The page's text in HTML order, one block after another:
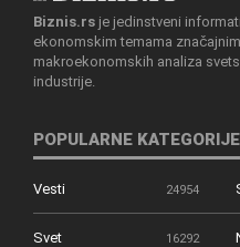
Biznis.rs je jedinstveni
ekonomskim temama
makroekonomskih analiza
industrije.
POPULARNE KATEGORIJE
Vesti 24954
Svet 16292